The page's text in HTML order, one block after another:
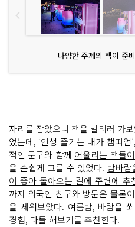
다양한 주제의 책이 준
자리를 잡았으니 책을 빌리러 가
었는데, ‘인생 즐기는 내가 챔피언
적인 문구와 함께 어울리는 책들
을 손쉽게 고를 수 있었다. 밤바
이 좋아 돌아오는 길에 주변에 추
까지 외국인 친구와 방문은 물론
을 세워보았다. 여름밤, 바람을
경험, 다들 해보기를 추천한다.